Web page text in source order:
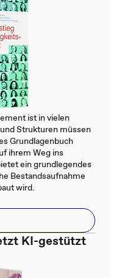
ist in vielen
Strukturen müssen
Grundlagenbuch
ihrem Weg ins
ein grundlegendes
Bestandsaufnahme
wird.
KI-gestützt